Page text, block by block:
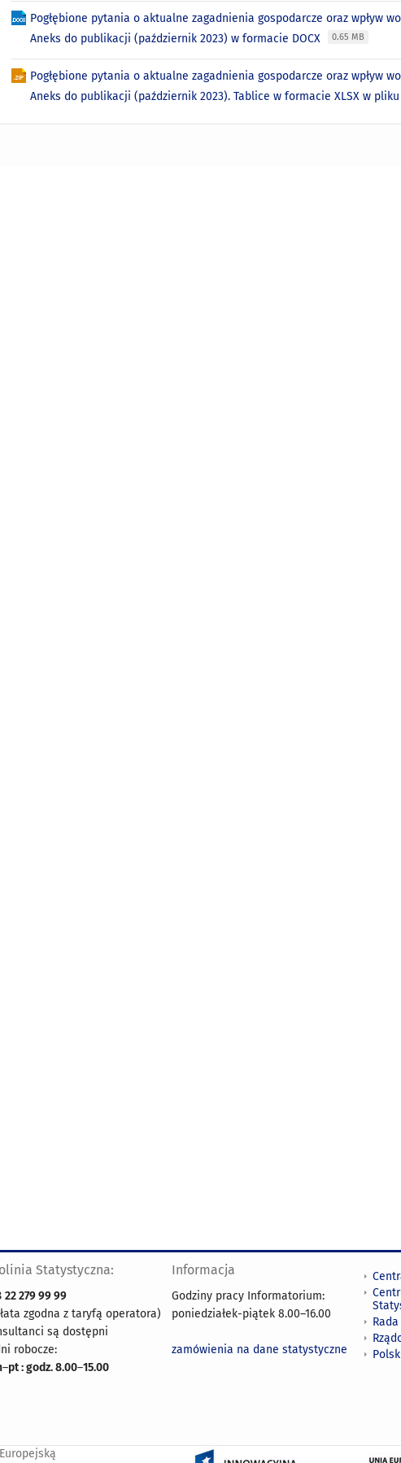
Pogłębione pytania o aktualne zagadnienia gospodarcze oraz wpływ
Aneks do publikacji (październik 2023) w formacie DOCX
0.65 MB
Pogłębione pytania o aktualne zagadnienia gospodarcze oraz wpływ
Aneks do publikacji (październik 2023). Tablice w formacie XLSX w pliku
Statystyczna:
22 279 99 99
zgodna z taryfą operatora)
są dostępni
robocze:
–pt : godz. 8.00–15.00
Informacja
Godziny pracy Informatorium:
poniedziałek-piątek 8.00–16.00
zamówienia na dane statystyczne